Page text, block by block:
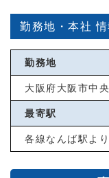
勤務地・本社 情
勤務地
大阪府大阪市中
最寄駅
各線なんば駅よ